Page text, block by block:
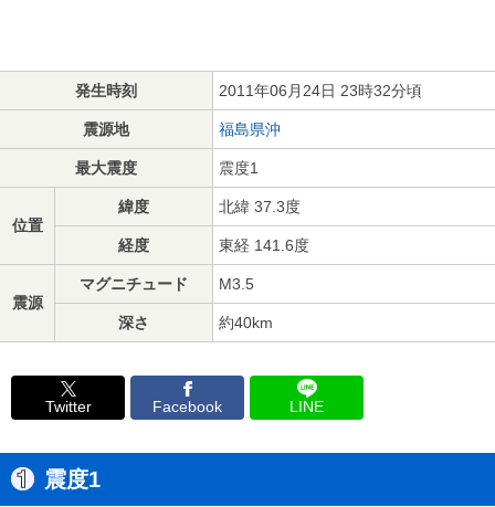
発生時刻 2011年06月24日 23時32分頃
震源地 福島県沖
最大震度 震度1
位置
緯度 北緯 37.3度
経度 東経 141.6度
震源
マグニチュード M3.5
深さ 約40km
Twitter Facebook LINE
震度1